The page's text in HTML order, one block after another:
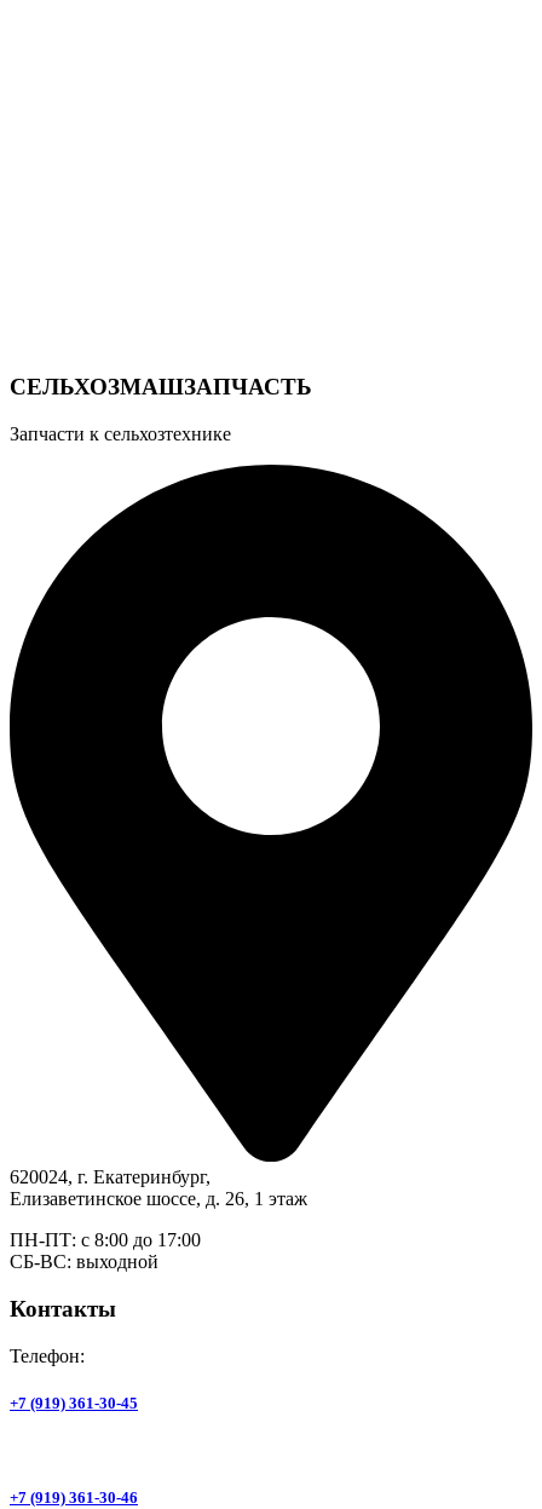
СЕЛЬХОЗМАШЗАПЧАСТЬ
Запчасти к сельхозтехнике
620024, г. Екатеринбург,
Елизаветинское шоссе, д. 26, 1 этаж
ПН-ПТ: с 8:00 до 17:00
СБ-ВС: выходной
Контакты
Телефон:
+7 (919) 361-30-45
+7 (919) 361-30-46